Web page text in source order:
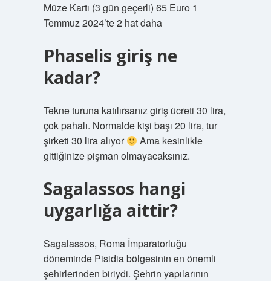
Müze Kartı (3 gün geçerli) 65 Euro 1
Temmuz 2024’te 2 hat daha
Phaselis giriş ne
kadar?
Tekne turuna katılırsanız giriş ücreti 30 lira,
çok pahalı. Normalde kişi başı 20 lira, tur
şirketi 30 lira alıyor
Ama kesinlikle
gittiğinize pişman olmayacaksınız.
Sagalassos hangi
uygarlığa aittir?
Sagalassos, Roma İmparatorluğu
döneminde Pisidia bölgesinin en önemli
şehirlerinden biriydi. Şehrin yapılarının